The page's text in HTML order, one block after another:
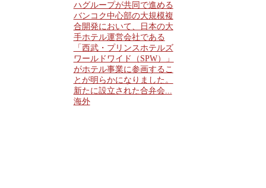
ハグループが共同で進める
バンコク中心部の大規模複
合開発において、日本の大
手ホテル運営会社である
「西武・プリンスホテルズ
ワールドワイド（SPW）」
がホテル事業に参画するこ
とが明らかになりました。
新たに設立された合弁会...
海外